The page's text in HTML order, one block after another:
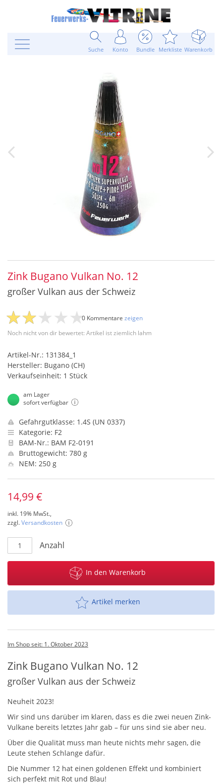
Suche Konto Bundle Merkliste Warenkorb
Zink Bugano Vulkan No. 12
großer Vulkan aus der Schweiz
Noch nicht von dir bewertet: Artikel ist ziemlich lahm
0 Kommentare zeigen
Artikel-Nr.: 131384_1
Hersteller: Bugano (CH)
Verkaufseinheit: 1 Stück
am Lager
sofort verfügbar
Gefahrgutklasse: 1.4S (UN 0337)
Kategorie: F2
BAM-Nr.: BAM F2-0191
Bruttogewicht: 780 g
NEM: 250 g
14,99 €
inkl. 19% MwSt.,
zzgl.Versandkosten
Anzahl
In den Warenkorb
Artikel merken
Im Shop seit: 1. Oktober 2023
Zink Bugano Vulkan No. 12
großer Vulkan aus der Schweiz
Neuheit 2023!
Wir sind uns darüber im klaren, dass es die zwei neuen Zink-
Vulkane bereits letztes Jahr gab – für uns sind sie aber neu.
Über die Qualität muss man heute nichts mehr sagen, die
Leute stehen Schlange dafür.
Die Nummer 12 hat einen goldenen Effekt und kombiniert
sich perfekt mit Rot und Blau!